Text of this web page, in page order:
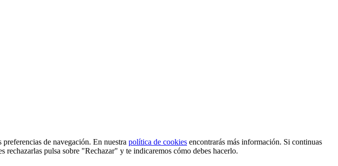
de navegación. En nuestra política de cookies encontrarás más información. Si continuas
pulsa sobre "Rechazar" y te indicaremos cómo debes hacerlo.